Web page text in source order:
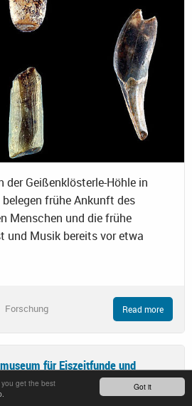
Got it
get the best
der Geißenklösterle-Höhle in
frühe Ankunft des
Menschen und die frühe
und Musik bereits vor etwa
Forschung Read more
für Eiszeitfunde und
Alb geplant